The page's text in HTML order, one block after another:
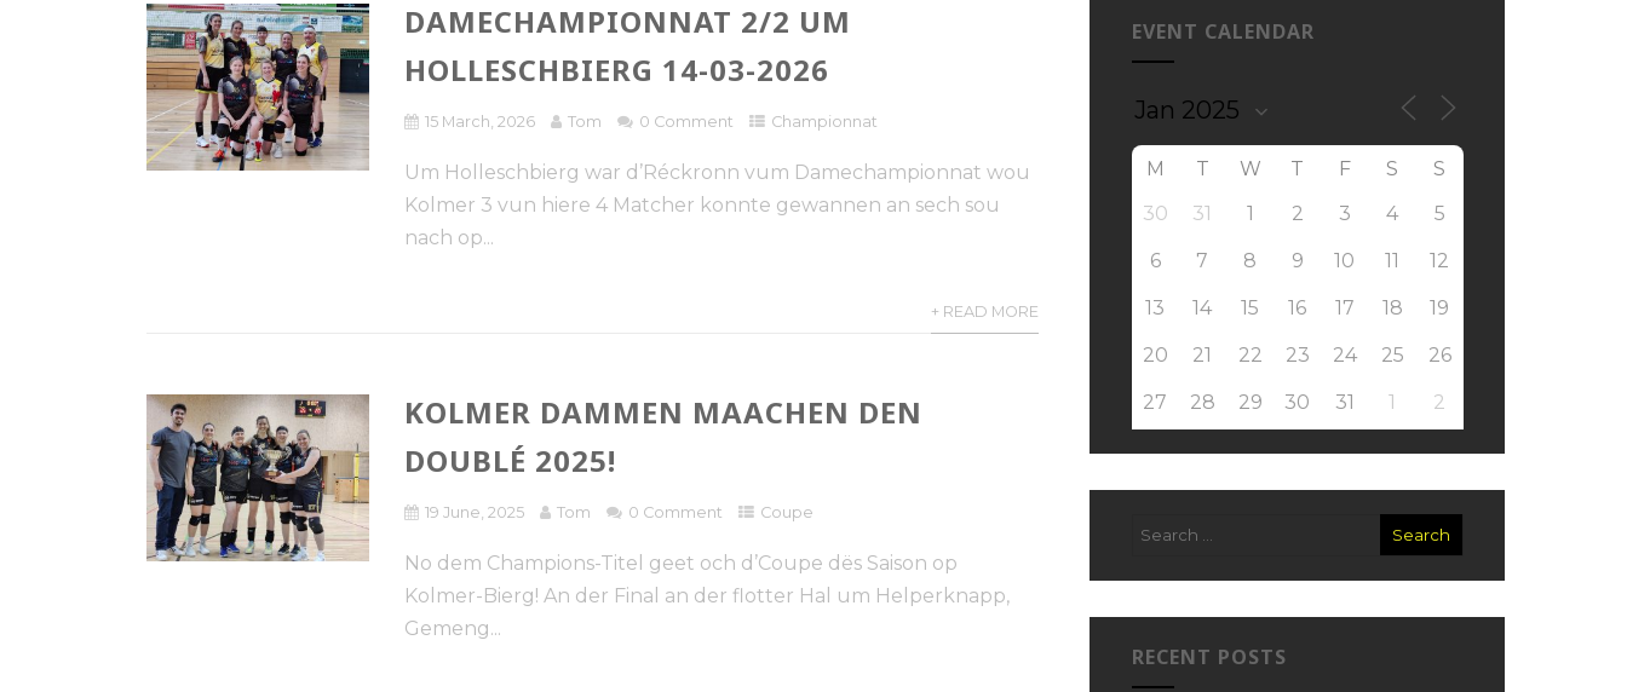
DAMECHAMPIONNAT 2/2 UM
HOLLESCHBIERG 14-03-2026
15 March, 2026 Tom 0 Comment Championnat
Um Holleschbierg war d’Réckronn vum Damechampionnat wou
Kolmer 3 vun hiere 4 Matcher konnte gewannen an sech sou
nach op...
+ READ MORE
KOLMER DAMMEN MAACHEN DEN
DOUBLÉ 2025!
19 June, 2025 Tom 0 Comment Coupe
No dem Champions-Titel geet och d’Coupe dës Saison op
Kolmer-Bierg! An der Final an der flotter Hal um Helperknapp,
Gemeng...
EVENT CALENDAR
M T W T F S
S
30
31 1 2 3 4 5
6 7 8 9 10 11 12
13 14 15 16 17 18 19
20 21 22 23 24 25 26
27 28 29 30 31 1 2
RECENT POSTS